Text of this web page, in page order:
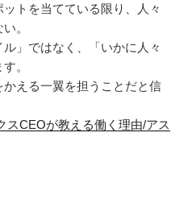
トを当てている限り、人々
。
」ではなく、「いかに人々
。
える一翼を担うことだと信
スCEOが教える働く理由/アス